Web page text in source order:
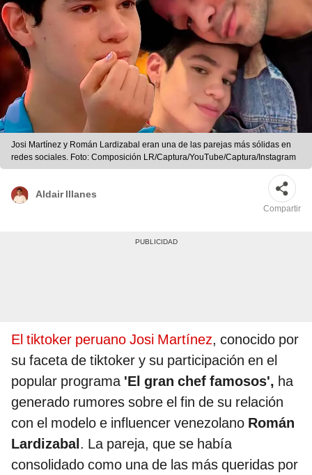
Josi Martínez y Román Lardizabal eran una de las parejas más sólidas en
redes sociales. Foto: Composición LR/Captura/YouTube/Captura/Instagram
Aldair Illanes
Compartir
El tiktoker peruano Josi Martínez, conocido por
su faceta de tiktoker y su participación en el
popular programa 'El gran chef famosos', ha
generado rumores sobre el fin de su relación
con el modelo e influencer venezolano Román
Lardizabal. La pareja, que se había
consolidado como una de las más queridas por